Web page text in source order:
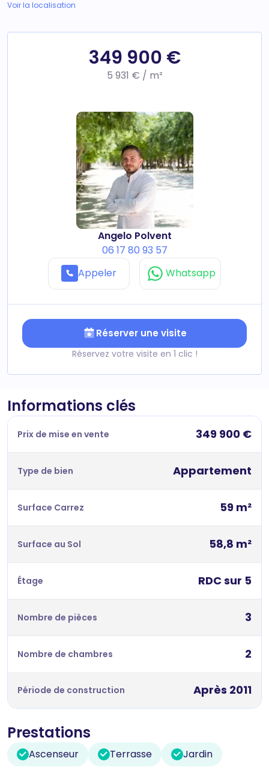
Voir la localisation
349 900 €
5 931 € / m²
Angelo Polvent
06 17 80 93 57
Appeler
Whatsapp
Réserver une visite
Réservez votre visite en 1 clic !
Informations clés
Prix de mise en vente 349 900 €
Type de bien Appartement
Surface Carrez 59 m²
Surface au Sol 58,8 m²
Étage RDC sur 5
Nombre de pièces 3
Nombre de chambres 2
Période de construction Après 2011
Prestations
Ascenseur Terrasse Jardin